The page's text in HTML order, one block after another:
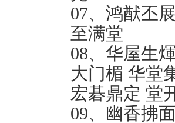
07、鸿猷丕
至满堂
08、华屋生
大门楣 华堂
宏碁鼎定 堂
09、幽香拂